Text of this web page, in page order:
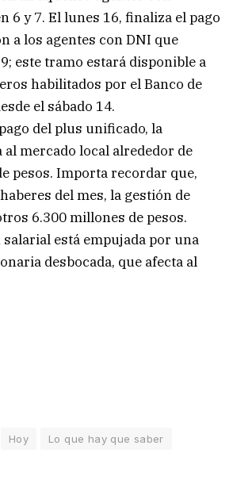
6 y 7. El lunes 16, finaliza el pago
a los agentes con DNI que
este tramo estará disponible a
habilitados por el Banco de
el sábado 14.
del plus unificado, la
mercado local alrededor de
pesos. Importa recordar que,
del mes, la gestión de
6.300 millones de pesos.
está empujada por una
desbocada, que afecta al
Hoy Lo que hay que saber